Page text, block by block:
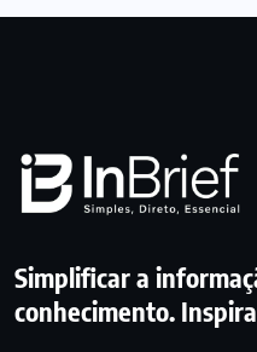
Simplificar a
conhecimento.